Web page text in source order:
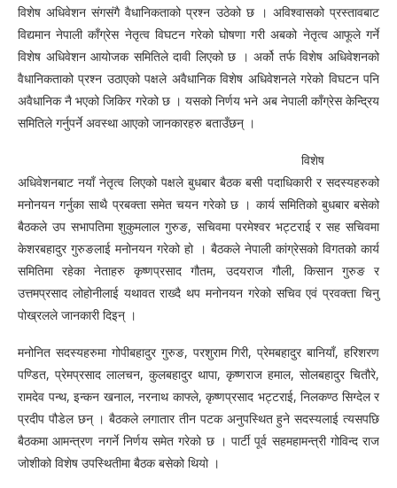
विशेष अधिवेशन संगसंगै वैधानिकताको प्रश्न उठेको छ । अविश्वासको प्रस्तावबाट
विद्यमान नेपाली काँग्रेस नेतृत्व विघटन गरेको घोषणा गरी अबको नेतृत्व आफूले गर्ने
विशेष अधिवेशन आयोजक समितिले दावी लिएको छ । अर्को तर्फ विशेष अधिवेशनको
वैधानिकताको प्रश्न उठाएको पक्षले अवैधानिक विशेष अधिवेशनले गरेको विघटन पनि
अवैधानिक नै भएको जिकिर गरेको छ । यसको निर्णय भने अब नेपाली काँग्रेस केन्द्रिय
समितिले गर्नुपर्ने अवस्था आएको जानकारहरु बताउँछन् ।
विशेष
अधिवेशनबाट नयाँ नेतृत्व लिएको पक्षले बुधबार बैठक बसी पदाधिकारी र सदस्यहरुको
मनोनयन गर्नुका साथै प्रबक्ता समेत चयन गरेको छ । कार्य समितिको बुधबार बसेको
बैठकले उप सभापतिमा शुकुमलाल गुरुङ, सचिवमा परमेश्वर भट्टराई र सह सचिवमा
केशरबहादुर गुरुङलाई मनोनयन गरेको हो । बैठकले नेपाली कांग्रेसको विगतको कार्य
समितिमा रहेका नेताहरु कृष्णप्रसाद गौतम, उदयराज गौली, किसान गुरुङ र
उत्तमप्रसाद लोहोनीलाई यथावत राख्दै थप मनोनयन गरेको सचिव एवं प्रवक्ता चिनु
पोख्रलले जानकारी दिइन् ।
मनोनित सदस्यहरुमा गोपीबहादुर गुरुङ, परशुराम गिरी, प्रेमबहादुर बानियाँ, हरिशरण
पण्डित, प्रेमप्रसाद लालचन, कुलबहादुर थापा, कृष्णराज हमाल, सोलबहादुर चितौरे,
रामदेव पन्थ, इन्कन खनाल, नरनाथ काफ्ले, कृष्णप्रसाद भट्टराई, निलकण्ठ सिग्देल र
प्रदीप पौडेल छन् । बैठकले लगातार तीन पटक अनुपस्थित हुने सदस्यलाई त्यसपछि
बैठकमा आमन्त्रण नगर्ने निर्णय समेत गरेको छ । पार्टी पूर्व सहमहामन्त्री गोविन्द राज
जोशीको विशेष उपस्थितीमा बैठक बसेको थियो ।